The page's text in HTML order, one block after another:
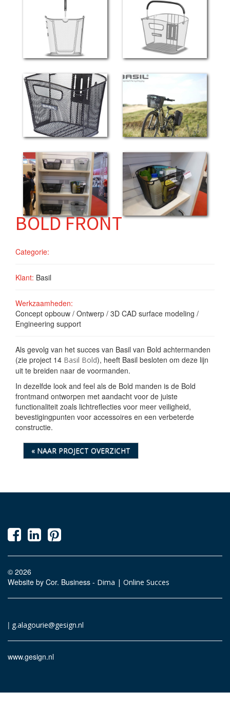
BOLD FRONT
Categorie:
Klant: Basil
Werkzaamheden:
Concept opbouw / Ontwerp / 3D CAD surface modeling /
Engineering support
Als gevolg van het succes van Basil van Bold achtermanden
(zie project 14 Basil Bold), heeft Basil besloten om deze lijn
uit te breiden naar de voormanden.
In dezelfde look and feel als de Bold manden is de Bold
frontmand ontworpen met aandacht voor de juiste
functionaliteit zoals lichtreflecties voor meer veiligheid,
bevestigingpunten voor accessoires en een verbeterde
constructie.
« NAAR PROJECT OVERZICHT
© 2026
Website by Cor. Business - Dima | Online Succes
| g.alagourie@gesign.nl
www.gesign.nl